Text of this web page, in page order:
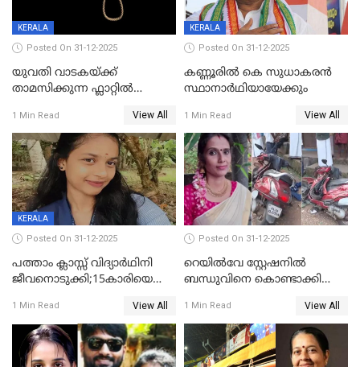
KERALA
Posted On 31-12-2025
യുവതി വാടകയ്ക്ക്
താമസിക്കുന്ന ഫ്ലാറ്റില്‍
സംഭവം കൈതപ്പൊയിലില്‍
1 Min Read View All
KERALA
Posted On 31-12-2025
കണ്ണൂരിൽ കെ സുധാകരൻ
സ്ഥാനാർഥിയായേക്കും
1 Min Read View All
KERALA
Posted On 31-12-2025
പത്താം ക്ലാസ്സ് വിദ്യാര്‍ഥിനി
ജീവനൊടുക്കി;15കാരിയെ
കിടപ്പുമുറിയില്‍ തൂങ്ങി മരിച്ച
നിലയിൽ
1 Min Read View All
Posted On 31-12-2025
റെയിൽവേ സ്റ്റേഷനിൽ
ബന്ധുവിനെ കൊണ്ടാക്കി
ലോറി സ്കൂട്ടറിൽ ഇടിച്ചു :
യുവതിക്ക് ദാരുണാന്ത്യം
1 Min Read View All